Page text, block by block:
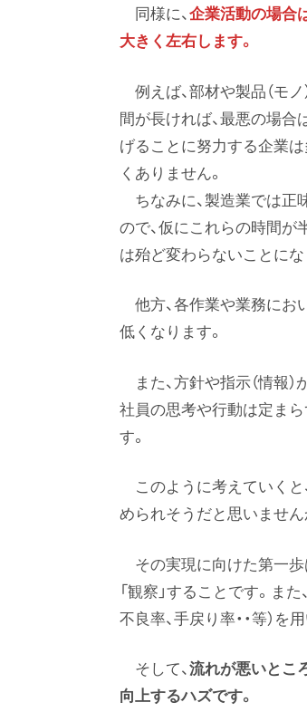
同様に、企業活動の場合
大きく左右します。
例えば、部材や製品（モ
間が長ければ、最悪の場合
げることに努力する企業
くありません。
ちなみに、製造業では正
ので、仮にこれらの時間
は殆ど変わらないことにな
他方、各作業や業務にお
低くなります。
また、方針や指示（情報
社員の思考や行動は定ま
す。
このように考えていく
められそうだと思いません
その実現に向けた第一歩
「観察」することです。ま
不良率、手戻り率・・等）
そして、流れが悪いとこ
向上するハズです。